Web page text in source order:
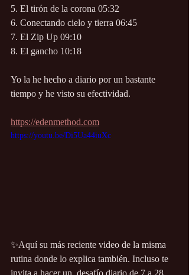
5. El tirón de la corona 05:32
6. Conectando cielo y tierra 06:45
7. El Zip Up 09:10
8. El gancho 10:18
Yo la he hecho a diario por un bastante
tiempo y he visto su efectividad.
https://edenmethod.com
https://youtu.be/Di5Ua44iuXc
✨Aquí su más reciente video de la misma
rutina donde lo explica también. Incluso te
invita a hacer un  desafío diario de 7 a 28